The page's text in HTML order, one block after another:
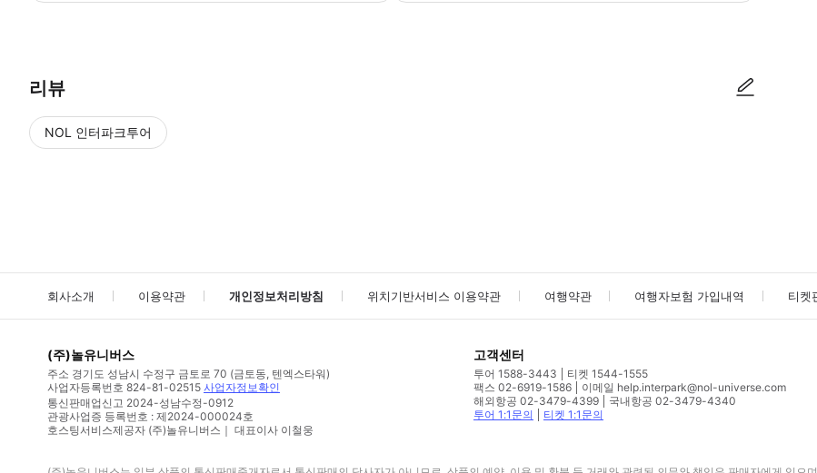
리뷰
NOL 인터파크투어
회사소개 이용약관 개인정보처리방침 위치기반서비스 이용약관 여행약관 여행자보험 가입내역 티켓
(주)놀유니버스
주소 경기도 성남시 수정구 금토로 70 (금토동, 텐엑스타워)
사업자등록번호 824-81-02515 사업자정보확인
통신판매업신고 2024-성남수정-0912
관광사업증 등록번호 : 제2024-000024호
호스팅서비스제공자 (주)놀유니버스｜ 대표이사 이철웅
고객센터
투어 1588-3443
티켓 1544-1555
팩스 02-6919-1586
이메일 help.interpark@nol-universe.com
해외항공 02-3479-4399
국내항공 02-3479-4340
투어 1:1문의
티켓 1:1문의